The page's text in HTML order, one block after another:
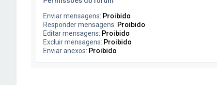
Enviar mensagens: Proibido
Responder mensagens: Proibido
Editar mensagens: Proibido
Excluir mensagens: Proibido
Enviar anexos: Proibido